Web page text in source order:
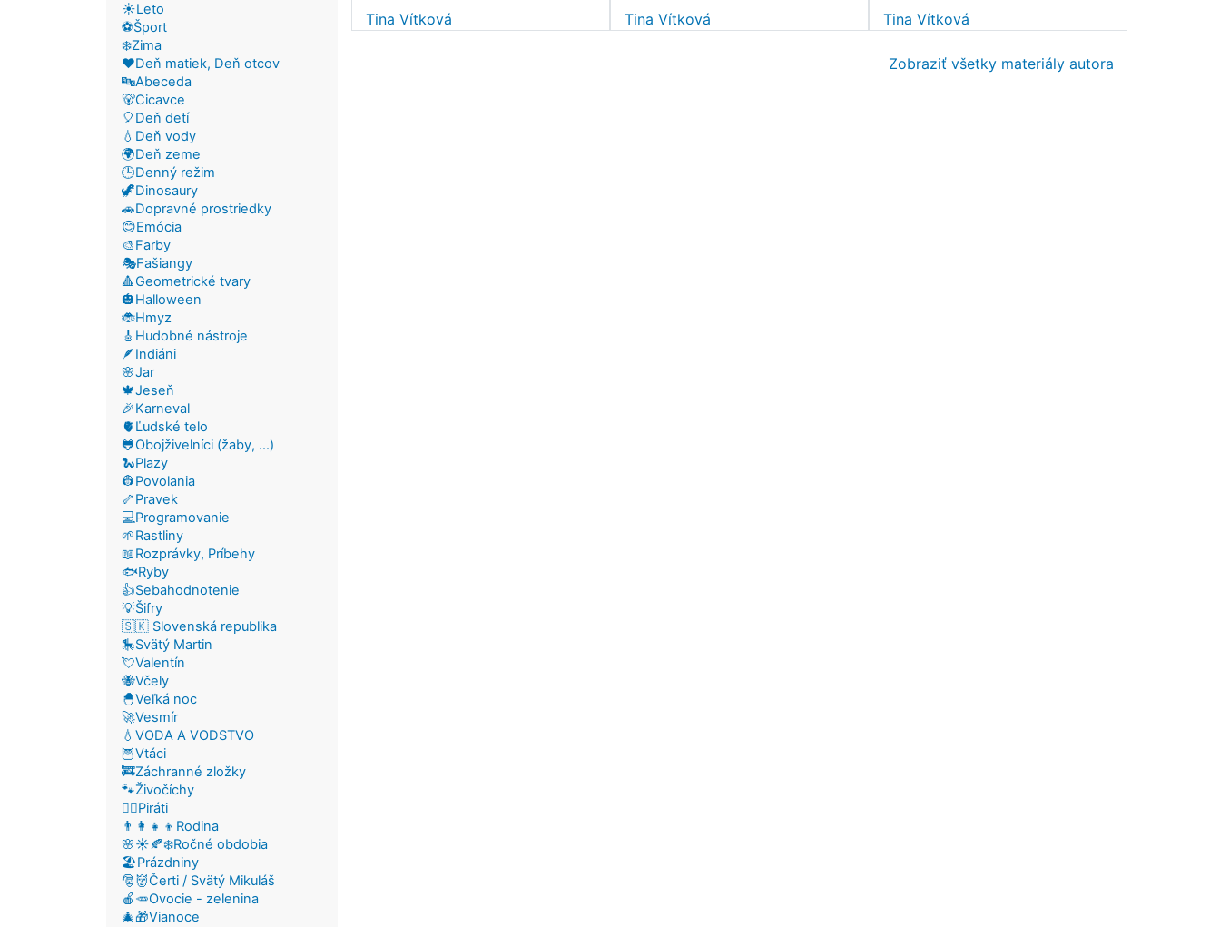
Tina Vítková Tina Vítková Tina Vítková
Zobraziť všetky materiály autora
☀️Leto
⚽Šport
❄️Zima
❤️Deň matiek, Deň otcov
🔤Abeceda
🐻Cicavce
🎈Deň detí
💧Deň vody
🌍Deň zeme
🕒Denný režim
🦖Dinosaury
🚗Dopravné prostriedky
😊Emócia
🎨Farby
🎭Fašiangy
🔺Geometrické tvary
🎃Halloween
🐞Hmyz
🎸Hudobné nástroje
🪶Indiáni
🌸Jar
🍁Jeseň
🎉Karneval
🫀Ľudské telo
🐸Obojživelníci (žaby, ...)
🐍Plazy
👷Povolania
🦴Pravek
💻Programovanie
🌱Rastliny
📖Rozprávky, Príbehy
🐟Ryby
👍Sebahodnotenie
💡Šifry
🇸🇰 Slovenská republika
🎠Svätý Martin
💘Valentín
🐝Včely
🐣Veľká noc
🚀Vesmír
💧VODA A VODSTVO
🦉Vtáci
🚒Záchranné zložky
🐾Živočíchy
🏴‍☠️Piráti
👨‍👩‍👧‍👦Rodina
🌸☀️🍂❄️Ročné obdobia
🏖️Prázdniny
🎅👹Čerti / Svätý Mikuláš
🍎🥕Ovocie - zelenina
🎄🎁Vianoce